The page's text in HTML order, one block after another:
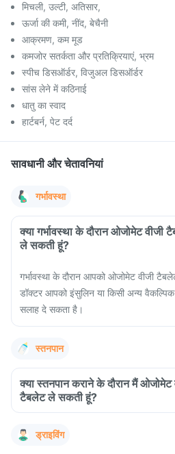
मिचली, उल्टी, अतिसार,
ऊर्जा की कमी, नींद, बेचैनी
आक्रमण, कम मूड
कमजोर सतर्कता और प्रतिक्रियाएं, भ्रम
स्पीच डिसऑर्डर, विजुअल डिसऑर्डर
सांस लेने में कठिनाई
धातु का स्वाद
हार्टबर्न, पेट दर्द
सावधानी और चेतावनियां
गर्भावस्था
क्या गर्भावस्था के दौरान ओजोमेट वीजी
ले सकती हूं?
गर्भावस्था के दौरान आपको ओजोमेट वीजी
डॉक्टर आपको इंसुलिन या किसी अन्य
सलाह दे सकता है।
स्तनपान
क्या स्तनपान कराने के दौरान मैं ओजोमेट
टैबलेट ले सकती हूं?
ड्राइविंग